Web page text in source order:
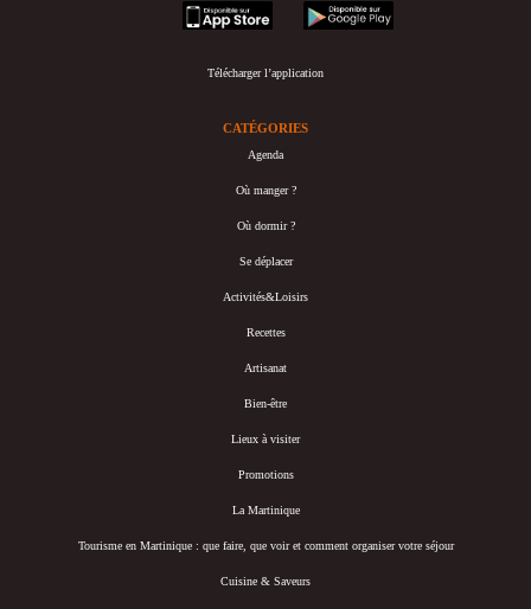
appstore
googleplay
Télécharger l’application
CATÉGORIES
Agenda
Où manger ?
Où dormir ?
Se déplacer
Activités&Loisirs
Recettes
Artisanat
Bien-être
Lieux à visiter
Promotions
La Martinique
Tourisme en Martinique : que faire, que voir et comment organiser votre séjour
Cuisine & Saveurs